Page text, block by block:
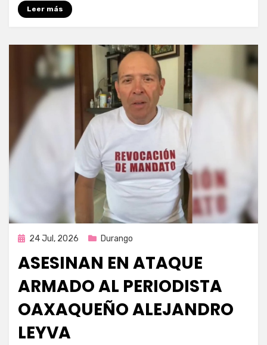
Leer más
Publicada
24 Jul, 2026 Durango
ASESINAN EN ATAQUE
ARMADO AL PERIODISTA
OAXAQUEÑO ALEJANDRO
LEYVA